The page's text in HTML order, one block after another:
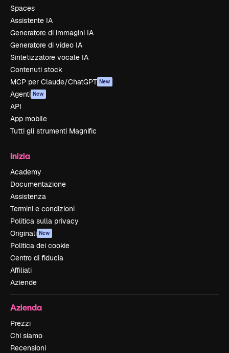
Spaces
Assistente IA
Generatore di immagini IA
Generatore di video IA
Sintetizzatore vocale IA
Contenuti stock
MCP per Claude/ChatGPT New
Agenti New
API
App mobile
Tutti gli strumenti Magnific
Inizia
Academy
Documentazione
Assistenza
Termini e condizioni
Politica sulla privacy
Originali New
Politica dei cookie
Centro di fiducia
Affiliati
Aziende
Azienda
Prezzi
Chi siamo
Recensioni